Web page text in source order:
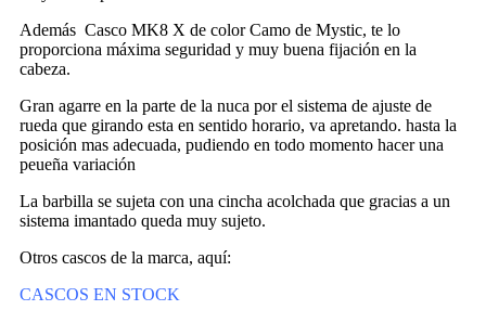
Además Casco MK8 X de color Camo de Mystic, te lo
proporciona máxima seguridad y muy buena fijación en la
cabeza.
Gran agarre en la parte de la nuca por el sistema de ajuste de
rueda que girando esta en sentido horario, va apretando. hasta la
posición mas adecuada, pudiendo en todo momento hacer una
peueña variación
La barbilla se sujeta con una cincha acolchada que gracias a un
sistema imantado queda muy sujeto.
Otros cascos de la marca, aquí:
CASCOS EN STOCK